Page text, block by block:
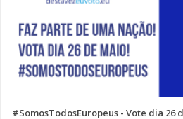
#SomosTodosEuropeus - Vote dia 26